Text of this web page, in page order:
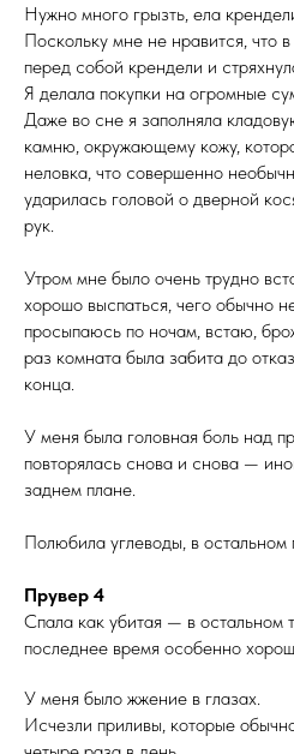
Нужно много грызть, ела
Поскольку мне не нравится, что
перед собой крендели и
Я делала покупки на огромные
Даже во сне я заполняла
камню, окружающему кожу,
неловка, что совершенно
ударилась головой о дверной
рук.
Утром мне было очень трудно
хорошо выспаться, чего обычно
просыпаюсь по ночам, встаю,
раз комната была забита до
конца.
У меня была головная боль над
повторялась снова и снова —
заднем плане.
Полюбила углеводы, в остальном
Прувер 4
Спала как убитая — в остальном
последнее время особенно
У меня было жжение в глазах.
Исчезли приливы, которые